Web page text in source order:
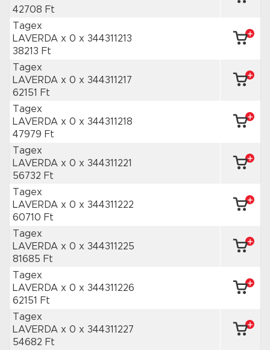
42708 Ft
Tagex
LAVERDA x 0 x 344311213
38213 Ft
Tagex
LAVERDA x 0 x 344311217
62151 Ft
Tagex
LAVERDA x 0 x 344311218
47979 Ft
Tagex
LAVERDA x 0 x 344311221
56732 Ft
Tagex
LAVERDA x 0 x 344311222
60710 Ft
Tagex
LAVERDA x 0 x 344311225
81685 Ft
Tagex
LAVERDA x 0 x 344311226
62151 Ft
Tagex
LAVERDA x 0 x 344311227
54682 Ft